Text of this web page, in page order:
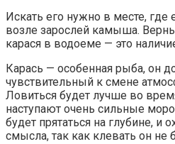
Искать его нужно в месте, где
возле зарослей камыша.
карася в водоеме — это
Карась — особенная рыба, он
чувствительный к смене
Ловиться будет лучше во
наступают очень сильные
будет прятаться на глубине, и
смысла, так как клевать он не